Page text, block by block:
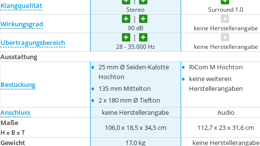
Klangqualität Stereo Surround 1.0
Wirkungsgrad 90 dB keine Herstellerangabe
Übertragungsbereich 28 - 35.000 Hz keine Herstellerangabe
Ausstattung
Bestückung
• 25 mm Ø Seiden-Kalotte
Hochton
• 135 mm Mittelton
• 2 x 180 mm Ø Tiefton
• RiCom M Hochton
• keine weiteren
Herstellerangaben
Anschluss
keine Herstellerangabe Audio
Maße
H x B x T
106,0 x 18,5 x 34,5 cm 112,7 x 23 x 31,6 cm
Gewicht
17,0 kg keine Herstellerangabe